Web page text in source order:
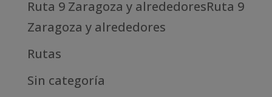
Ruta 9 Zaragoza y alrededoresRuta 9
Zaragoza y alrededores
Rutas
Sin categoría